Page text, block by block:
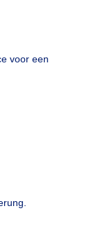
voor een